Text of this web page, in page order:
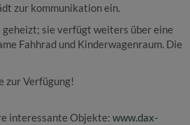
zur kommunikation ein.
sie verfügt weiters über eine
Fahhrad und Kinderwagenraum. Die
zur Verfügung!
interessante Objekte: www.dax-